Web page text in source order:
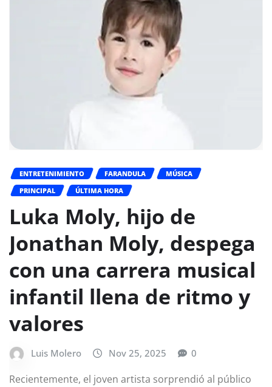
ENTRETENIMIENTO FARANDULA
MÚSICA
PRINCIPAL
ÚLTIMA HORA
Luka Moly, hijo de
Jonathan Moly, despega
con una carrera musical
infantil llena de ritmo y
valores
Luis Molero Nov 25, 2025 0
Recientemente, el joven artista sorprendió al público